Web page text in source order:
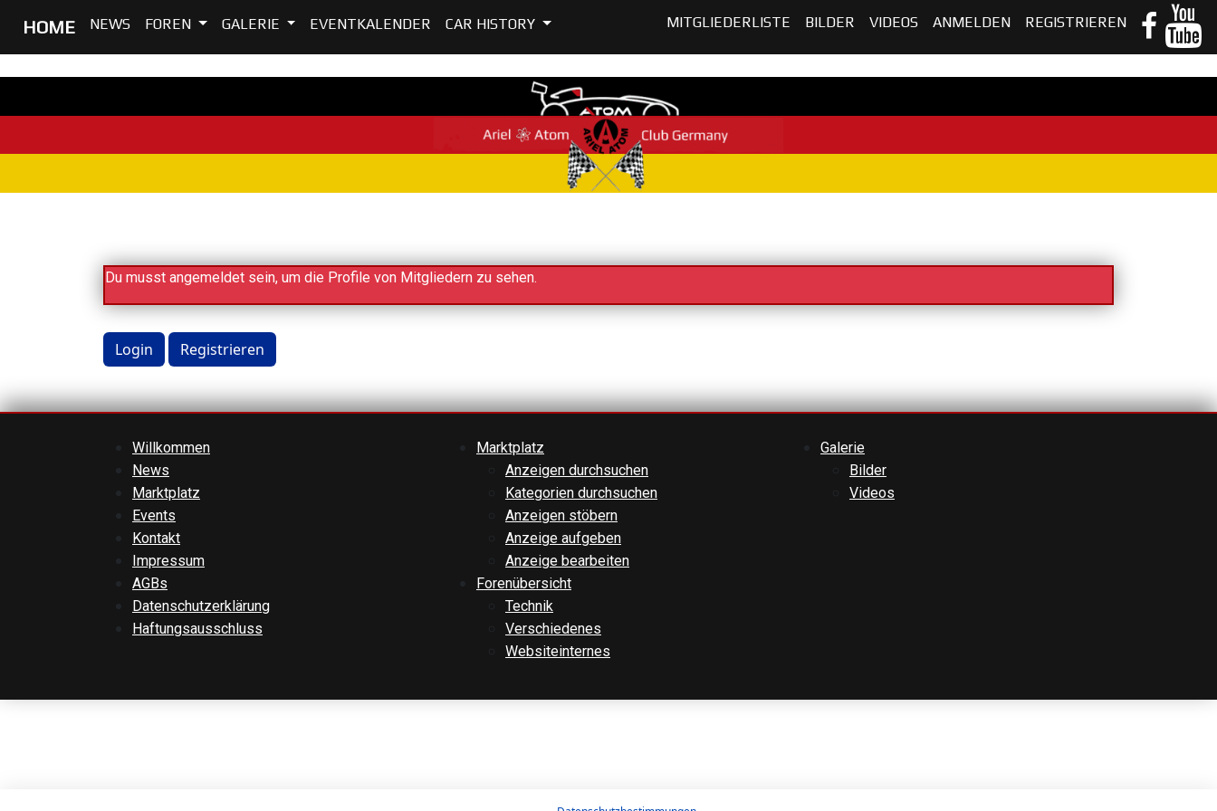
HOME NEWS FOREN GALERIE EVENTKALENDER CAR HISTORY MITGLIEDERLISTE BILDER VIDEOS ANMELDEN REGISTRIEREN
Du musst angemeldet sein, um die Profile von Mitgliedern zu sehen.
Login Registrieren
Willkommen
News
Marktplatz
Events
Kontakt
Impressum
AGBs
Datenschutzerklärung
Haftungsausschluss
Marktplatz
Anzeigen durchsuchen
Kategorien durchsuchen
Anzeigen stöbern
Anzeige aufgeben
Anzeige bearbeiten
Forenübersicht
Technik
Verschiedenes
Websiteinternes
Galerie
Bilder
Videos